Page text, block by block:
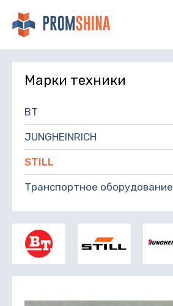
Марки техники
BT
JUNGHEINRICH
STILL
Транспортное оборудование